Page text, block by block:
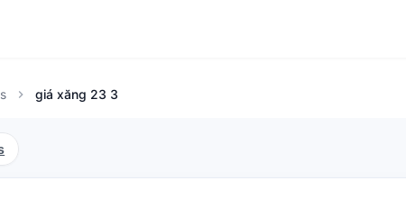
chevron_right giá xăng 23 3